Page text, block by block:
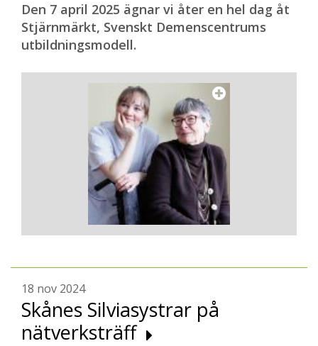
Den 7 april 2025 ägnar vi åter en hel dag åt
Stjärnmärkt, Svenskt Demenscentrums
utbildningsmodell.
18 nov 2024
Skånes Silviasystrar på
nätverksträff